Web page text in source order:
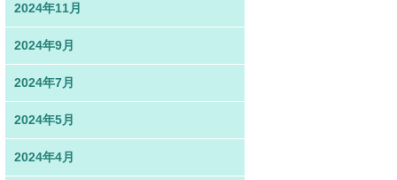
2024年11月
2024年9月
2024年7月
2024年5月
2024年4月